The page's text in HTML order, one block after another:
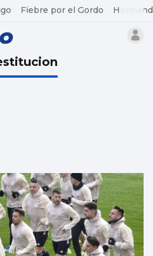
Fiebre por el Gordo